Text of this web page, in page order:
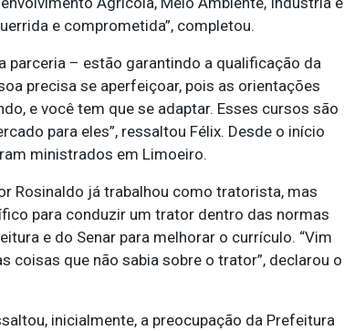
e comprometida”, completou.
– estão garantindo a qualificação da
precisa se aperfeiçoar, pois as orientações
e você tem que se adaptar. Esses cursos são
para eles”, ressaltou Félix. Desde o início
ministrados em Limoeiro.
Rosinaldo já trabalhou como tratorista, mas
para conduzir um trator dentro das normas
e do Senar para melhorar o currículo. “Vim
coisas que não sabia sobre o trator”, declarou o
inicialmente, a preocupação da Prefeitura